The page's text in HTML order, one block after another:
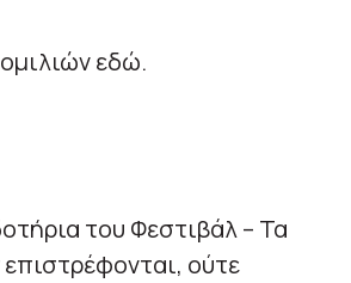
εδώ.
του Φεστιβάλ – Τα
ούτε